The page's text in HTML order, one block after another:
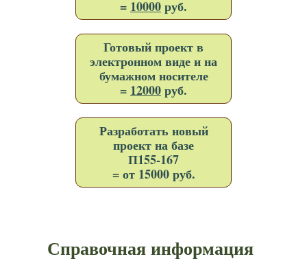
= 10000руб.
Готовый проект в
электронном виде и на
бумажном носителе
= 12000руб.
Разработать новый
проект на базе
П155-167
= от 15000 руб.
Справочная информация